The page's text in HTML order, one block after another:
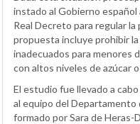
instado al Gobierno español
Real Decreto para regular
propuesta incluye prohibir
inadecuados para menores
con altos niveles de azúcar
El estudio fue llevado a
al equipo del Departamento
formado por Sara de Heras-